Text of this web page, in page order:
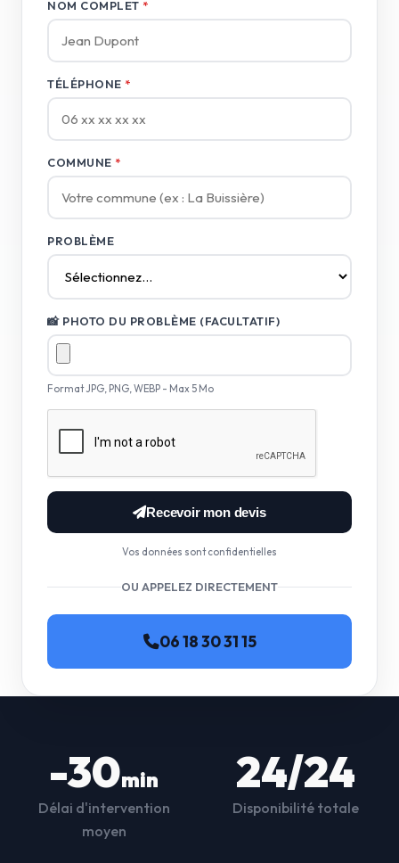
NOM COMPLET *
TÉLÉPHONE *
COMMUNE *
PROBLÈME
📸 PHOTO DU PROBLÈME (FACULTATIF)
Format JPG, PNG, WEBP - Max 5 Mo
Recevoir mon devis
Vos données sont confidentielles
OU APPELEZ DIRECTEMENT
06 18 30 31 15
-30min
Délai d'intervention
moyen
24/24
Disponibilité totale